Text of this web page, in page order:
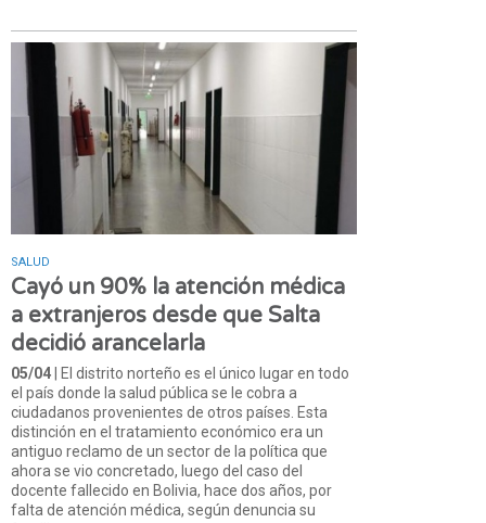
SALUD
Cayó un 90% la atención médica
a extranjeros desde que Salta
decidió arancelarla
05/04| El distrito norteño es el único lugar en todo
el país donde la salud pública se le cobra a
ciudadanos provenientes de otros países. Esta
distinción en el tratamiento económico era un
antiguo reclamo de un sector de la política que
ahora se vio concretado, luego del caso del
docente fallecido en Bolivia, hace dos años, por
falta de atención médica, según denuncia su